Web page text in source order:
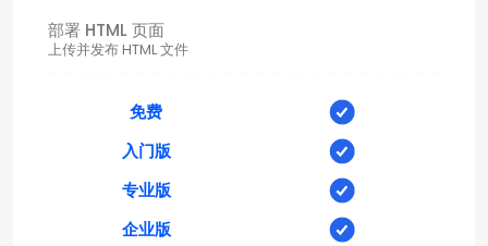
部署 HTML 页面
上传并发布 HTML 文件
免费
入门版
专业版
企业版